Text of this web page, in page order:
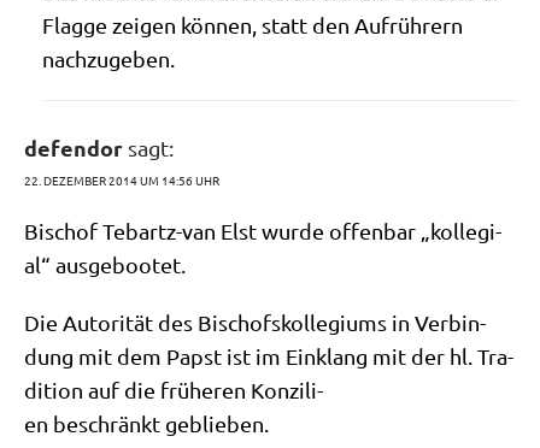
Flag­ge zei­gen kön­nen, statt den Auf­rüh­rern
nachzugeben.
defendor sagt:
22. DEZEMBER 2014 UM 14:56 UHR
Bischof Tebartz-van Elst wur­de offen­bar „kol­le­gi­
al“ ausgebootet.
Die Auto­ri­tät des Bischofs­kol­le­gi­ums in Ver­bin­
dung mit dem Papst ist im Ein­klang mit der hl. Tra­
di­ti­on auf die frü­he­ren Kon­zi­li­
en beschränkt geblieben.